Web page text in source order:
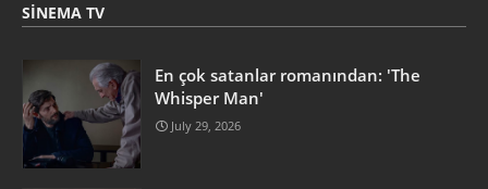
SINEMA TV
En çok satanlar romanından: 'The
Whisper Man'
July 29, 2026